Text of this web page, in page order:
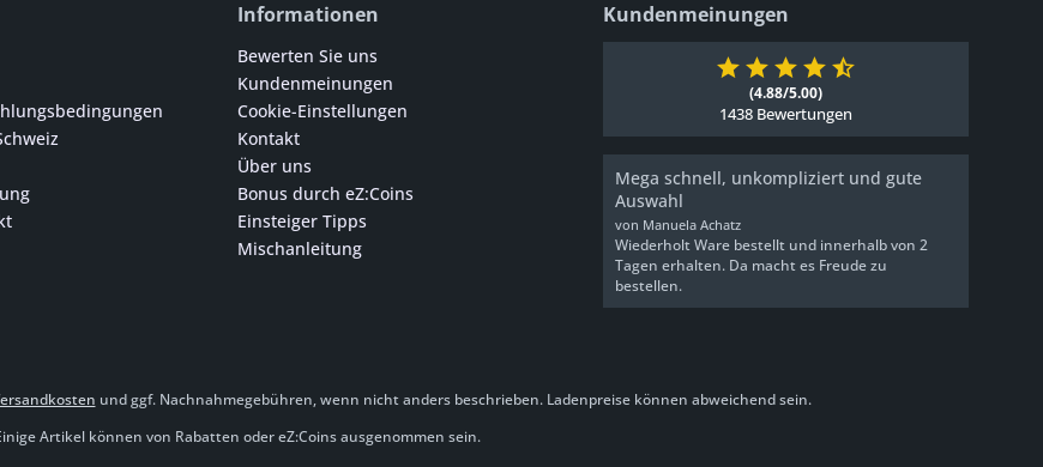
Informationen
Bewerten Sie uns
Kundenmeinungen
Cookie-Einstellungen
Kontakt
Über uns
Bonus durch eZ:Coins
Einsteiger Tipps
Mischanleitung
Kundenmeinungen
(4.88/5.00)
1438 Bewertungen
Mega schnell, unkompliziert und gute
Auswahl
von Manuela Achatz
Wiederholt Ware bestellt und innerhalb von 2
Tagen erhalten. Da macht es Freude zu
bestellen.
und ggf. Nachnahmegebühren, wenn nicht anders beschrieben. Ladenpreise können abweichend sein.
Artikel können von Rabatten oder eZ:Coins ausgenommen sein.